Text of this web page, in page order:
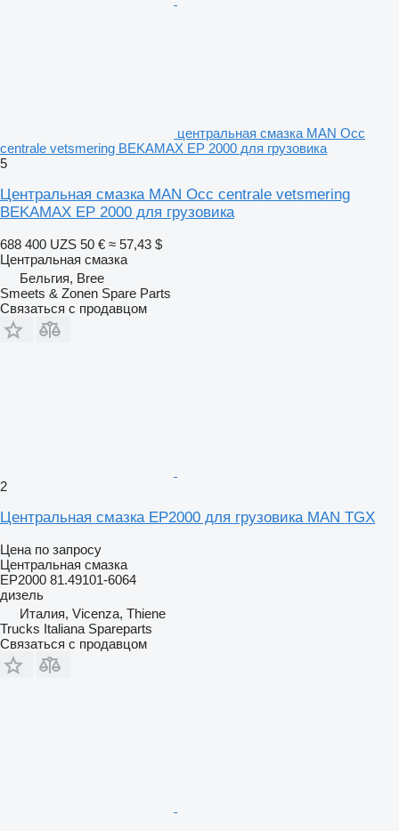
центральная смазка MAN Occ
centrale vetsmering BEKAMAX EP 2000 для грузовика
5
Центральная смазка MAN Occ centrale vetsmering
BEKAMAX EP 2000 для грузовика
688 400 UZS 50 € ≈ 57,43 $
Центральная смазка
Бельгия, Bree
Smeets & Zonen Spare Parts
Связаться с продавцом
2
Центральная смазка EP2000 для грузовика MAN TGX
Цена по запросу
Центральная смазка
EP2000 81.49101-6064
дизель
Италия, Vicenza, Thiene
Trucks Italiana Spareparts
Связаться с продавцом